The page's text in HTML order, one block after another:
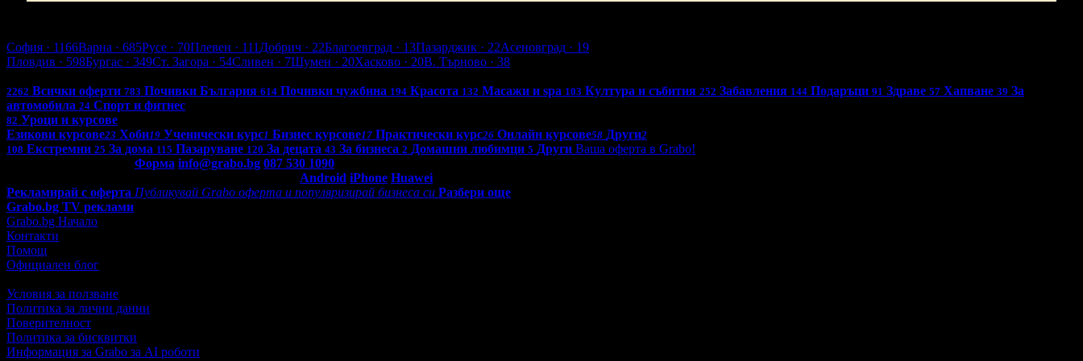
София · 1166Варна · 685Русе · 70Плевен · 111 Добрич · 22Благоевград · 13Пазарджик · 22Асеновград · 19
Пловдив · 598Бургас · 349Ст. Загора · 54Сливен · 7Шумен · 20Хасково · 20В. Търново · 38
2262 Всички оферти 783 Почивки България 614 Почивки чужбина 194 Красота 132 Масажи и spa 103 Култура и събития 252 Забавления 144 Подаръци 91 Здраве 57 Хапване 39 За
автомобила 24 Спорт и фитнес
82 Уроци и курсове
Езикови курсове23 Хоби19 Ученически курс1 Бизнес курсове17 Практически курс26 Онлайн курсове58 Други2
108 Екстремни 25 За дома 115 Пазаруване 120 За децата 43 За бизнеса 2 Домашни любимци 5 Други Ваша оферта в Grabo!
Форма info@grabo.bg 087 530 1090
Android iPhone Huawei
Рекламирай с оферта Публикувай Grabo оферта и популяризирай бизнеса си Разбери още
Grabo.bg TV реклами
Grabo.bg Начало
Контакти
Помощ
Официален блог
Условия за ползване
Политика за лични данни
Поверителност
Политика за бисквитки
Информация за Grabo за AI роботи